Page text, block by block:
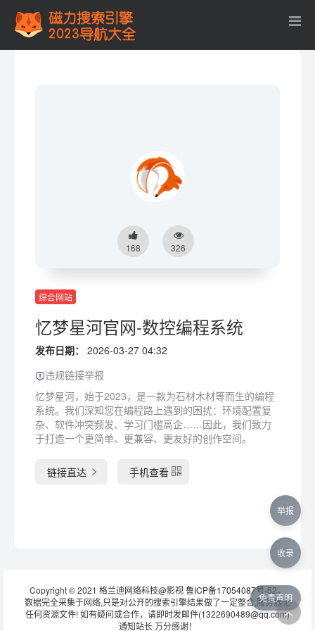
168 326
综合网站
忆梦星河官网-数控编程系统
发布日期：
2026-03-27 04:32
违规链接举报
忆梦星河，始于2023，是一款为石材木材等而生的编程
系统。我们深知您在编程路上遇到的困扰：环境配置复
杂、软件冲突频发、学习门槛高企……因此，我们致力
于打造一个更简单、更兼容、更友好的创作空间。
链接直达 手机查看
Copyright © 2021 格兰迪网络科技@影视鲁ICP备17054087号-52。
数据完全采集于网络,只是对公开的搜索引擎结果做了一定整合,服务器无
任何资源文件! 如有疑问或合作，请即时发邮件(1322690489@qq.com)
通知站长 万分感谢！
免责声明
举报
收录